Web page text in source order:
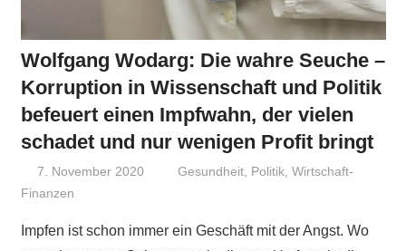
Wolfgang Wodarg: Die wahre Seuche –
Korruption in Wissenschaft und Politik
befeuert einen Impfwahn, der vielen
schadet und nur wenigen Profit bringt
7. November 2020 Niki Vogt
Gesundheit, Politik,Wirtschaft-
Finanzen
Impfen ist schon immer ein Geschäft mit der Angst. Wo